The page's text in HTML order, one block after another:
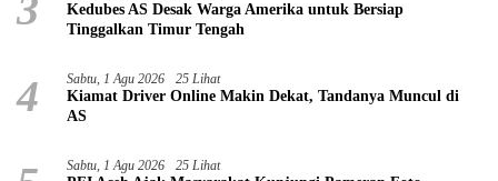
Kedubes AS Desak Warga Amerika untuk Bersiap
Tinggalkan Timur Tengah
4 Sabtu, 1 Agu 2026 25 Lihat
Kiamat Driver Online Makin Dekat, Tandanya Muncul di
AS
Sabtu, 1 Agu 2026 25 Lihat